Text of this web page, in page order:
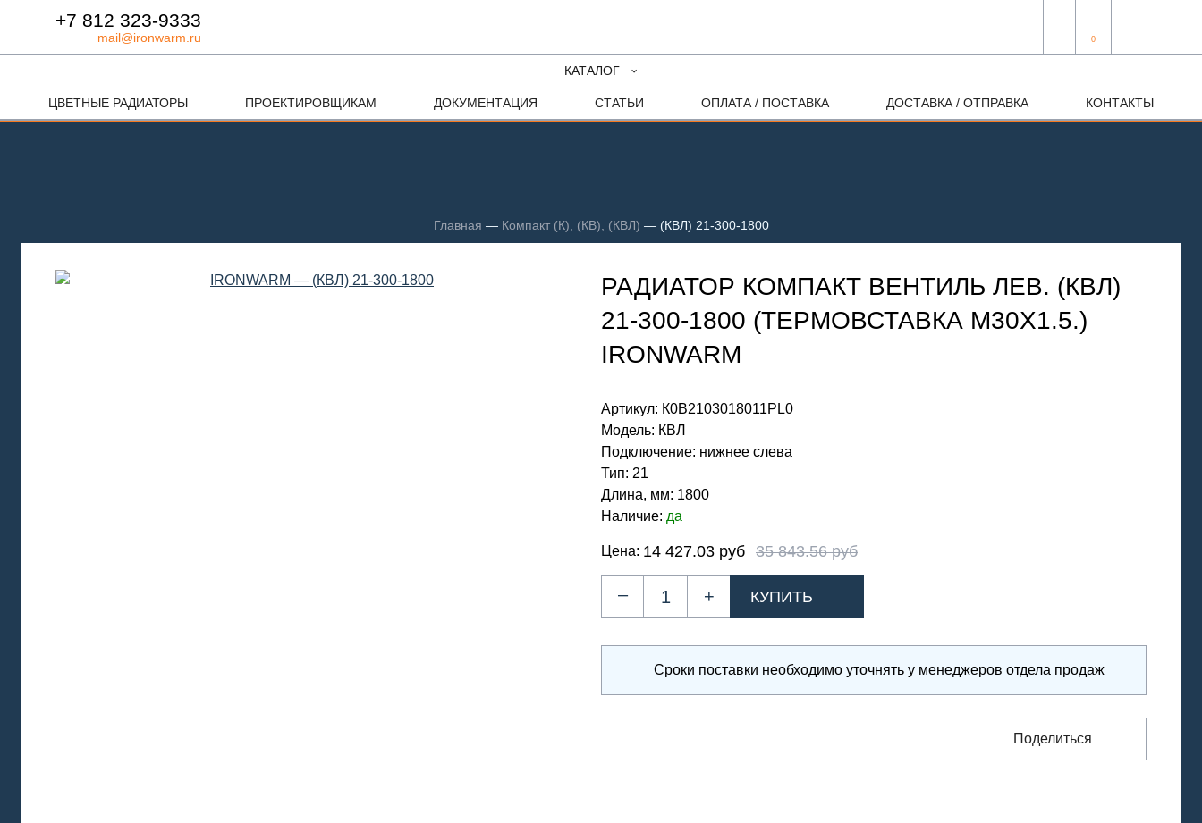
+7 812 323-9333
mail@ironwarm.ru 0
КАТАЛОГ
ЦВЕТНЫЕ РАДИАТОРЫ ПРОЕКТИРОВЩИКАМ ДОКУМЕНТАЦИЯ СТАТЬИ ОПЛАТА / ПОСТАВКА ДОСТАВКА / ОТПРАВКА КОНТАКТЫ
Главная — Компакт (К), (КВ), (КВЛ) — (КВЛ) 21-300-1800
РАДИАТОР КОМПАКТ ВЕНТИЛЬ ЛЕВ. (КВЛ)
21-300-1800 (ТЕРМОВСТАВКА М30Х1.5.)
IRONWARM
Артикул: К0В2103018011PL0
Модель: КВЛ
Подключение: нижнее слева
Тип: 21
Длина, мм: 1800
Наличие: да
Цена: 14 427.03 руб 35 843.56 руб
– +
Сроки поставки необходимо уточнять у менеджеров отдела продаж
Поделиться